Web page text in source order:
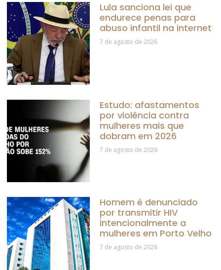
Lula sanciona lei que
endurece penas para
abuso infantil na internet
7 de agosto de 2026
Estudo: afastamentos
por violência contra
mulheres mais que
dobram em 2026
7 de agosto de 2026
Homem é denunciado
por transmitir HIV
intencionalmente a
mulheres em Porto Velho
7 de agosto de 2026